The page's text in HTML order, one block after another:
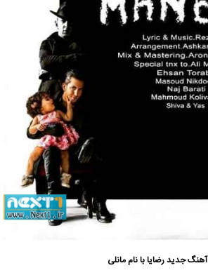
آهنگ جدید رضایا با نام مانلی